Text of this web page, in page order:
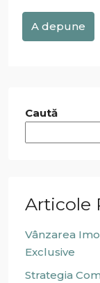
A depune
Caută
Articole
Vânzarea
Exclusive
Strategia